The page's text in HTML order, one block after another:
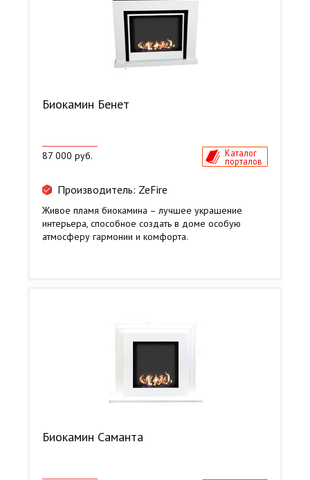
Биокамин Бенет
87 000 руб. Каталог
порталов
Производитель: ZeFire
Живое пламя биокамина – лучшее украшение
интерьера, способное создать в доме особую
атмосферу гармонии и комфорта.
Биокамин Саманта